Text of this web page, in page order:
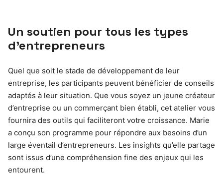
Un soutien pour tous les types
d’entrepreneurs
Quel que soit le stade de développement de leur
entreprise, les participants peuvent bénéficier de conseils
adaptés à leur situation. Que vous soyez un jeune créateur
d’entreprise ou un commerçant bien établi, cet atelier vous
fournira des outils qui faciliteront votre croissance. Marie
a conçu son programme pour répondre aux besoins d’un
large éventail d’entrepreneurs. Les insights qu’elle partage
sont issus d’une compréhension fine des enjeux qui les
entourent.